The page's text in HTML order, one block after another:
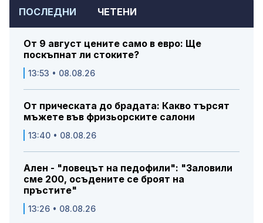
ПОСЛЕДНИ ЧЕТЕНИ
От 9 август цените само в евро: Ще
поскъпнат ли стоките?
13:53 • 08.08.26
От прическата до брадата: Какво търсят
мъжете във фризьорските салони
13:40 • 08.08.26
Ален - "ловецът на педофили": "Заловили
сме 200, осъдените се броят на
пръстите"
13:26 • 08.08.26